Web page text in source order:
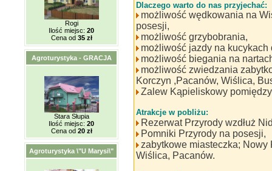
Rogi
Ilość miejsc: 20
Cena od 35 zł
Agroturystyka - GRACJA
Stara Słupia
Ilość miejsc: 20
Cena od 20 zł
Agroturystyka \"U Marysi\"
Dlaczego warto do nas przyjechać:
możliwość wędkowania na
posesji,
możliwość grzybobrania,
możliwość jazdy na kucykach
możliwość biegania na
możliwość zwiedzania
Korczyn ,Pacanów, Wiślica,
Zalew Kąpieliskowy
Atrakcje w pobliżu:
Rezerwat Przyrody wzdłuż
Pomniki Przyrody na posesji,
zabytkowe miasteczka;
Wiślica, Pacanów.